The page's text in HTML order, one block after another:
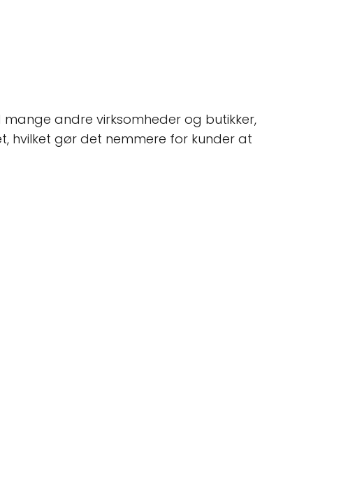
mange andre virksomheder og butikker,
hvilket gør det nemmere for kunder at